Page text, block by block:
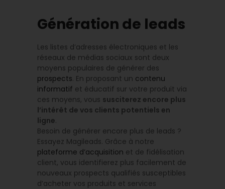
Génération de leads
Les listes d’adresses électroniques et les
réseaux de médias sociaux sont deux
moyens populaires de générer des
prospects. En proposant un contenu
informatif et éducatif sur votre produit via
ces moyens, vous susciterez encore plus
l’intérêt de vos clients potentiels en
ligne.
Besoin de générer encore plus de leads ?
Essayez Magileads. Grâce à notre
plateforme d’acquisition et de fidélisation
client, vous identifierez plus facilement de
nouveaux prospects qualifiés susceptibles
d’acheter vos produits et services